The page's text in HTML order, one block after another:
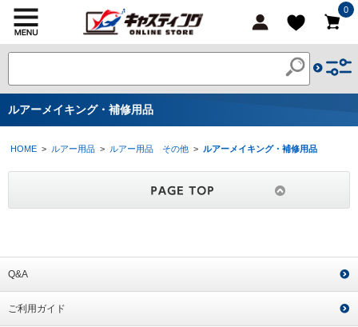
0
ルアーメイキング・補修用品
HOME > ルアー用品 > ルアー用品 その他 > ルアーメイキング・補修用品
Q&A
ご利用ガイド